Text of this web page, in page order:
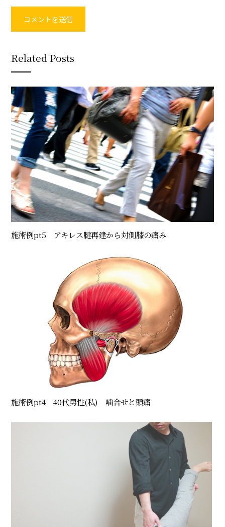
Related Posts
施術例pt5 アキレス腱再建から対側膝の痛み
施術例pt4 40代男性(私) 噛合せと頭痛